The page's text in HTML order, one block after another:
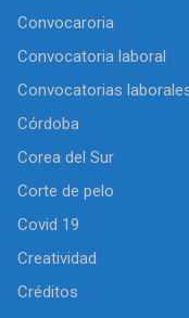
Convocaroria
Convocatoria laboral
Convocatorias
Córdoba
Corea del Sur
Corte de pelo
Covid 19
Creatividad
Créditos